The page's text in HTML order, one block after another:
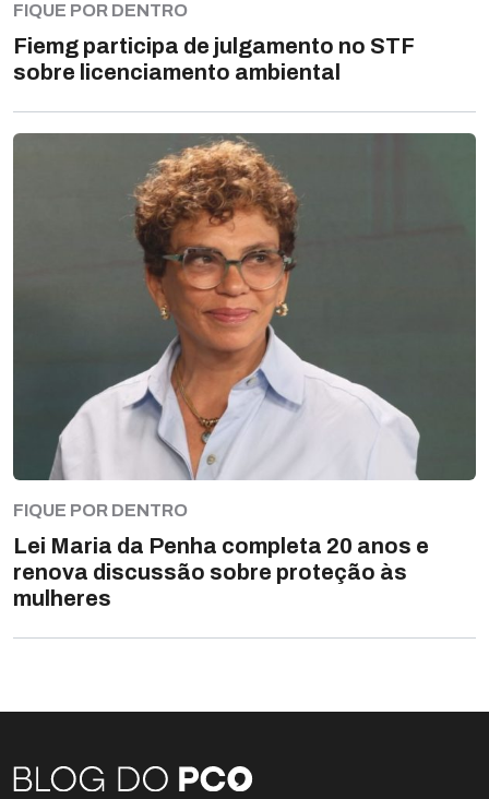
FIQUE POR DENTRO
Fiemg participa de julgamento no STF
sobre licenciamento ambiental
FIQUE POR DENTRO
Lei Maria da Penha completa 20 anos e
renova discussão sobre proteção às
mulheres